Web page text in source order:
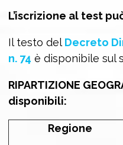
L’iscrizione al test
Il testo del Decreto
n. 74 è disponibile sul
RIPARTIZIONE
disponibili:
Regione